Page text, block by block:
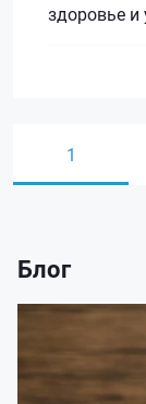
здоровье и
1
Блог